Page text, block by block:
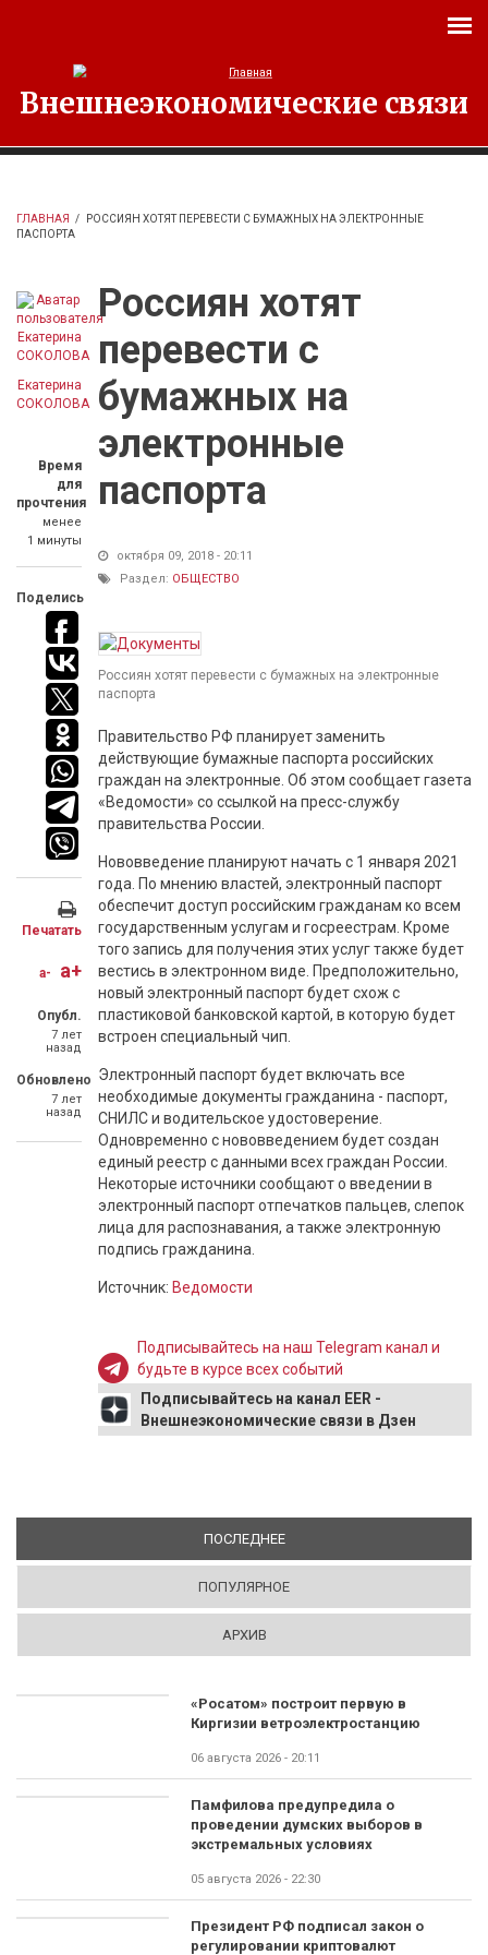
Внешнеэкономические связи
ГЛАВНАЯ /
РОССИЯН ХОТЯТ ПЕРЕВЕСТИ С БУМАЖНЫХ НА ЭЛЕКТРОННЫЕ
ПАСПОРТА
Екатерина
СОКОЛОВА
Время
для
прочтения
менее
1 минуты
Поделись
Печатать
a- a+
Опубл.
7 лет
назад
Обновлено
7 лет
назад
Россиян хотят
перевести с
бумажных на
электронные
паспорта
октября 09, 2018 - 20:11
Раздел: ОБЩЕСТВО
Россиян хотят перевести с бумажных на электронные
паспорта
Правительство РФ планирует заменить
действующие бумажные паспорта российских
граждан на электронные. Об этом сообщает газета
«Ведомости» со ссылкой на пресс-службу
правительства России.
Нововведение планируют начать с 1 января 2021
года. По мнению властей, электронный паспорт
обеспечит доступ российским гражданам ко всем
государственным услугам и госреестрам. Кроме
того запись для получения этих услуг также будет
вестись в электронном виде. Предположительно,
новый электронный паспорт будет схож с
пластиковой банковской картой, в которую будет
встроен специальный чип.
Электронный паспорт будет включать все
необходимые документы гражданина - паспорт,
СНИЛС и водительское удостоверение.
Одновременно с нововведением будет создан
единый реестр с данными всех граждан России.
Некоторые источники сообщают о введении в
электронный паспорт отпечатков пальцев, слепок
лица для распознавания, а также электронную
подпись гражданина.
Источник: Ведомости
Подписывайтесь на наш Telegram канал и
будьте в курсе всех событий
Подписывайтесь на канал EER -
Внешнеэкономические связи в Дзен
ПОСЛЕДНЕЕ(АКТИВНАЯ ВКЛАДКА)
ПОПУЛЯРНОЕ
АРХИВ
«Росатом» построит первую в
Киргизии ветроэлектростанцию
06 августа 2026 - 20:11
Памфилова предупредила о
проведении думских выборов в
экстремальных условиях
05 августа 2026 - 22:30
Президент РФ подписал закон о
регулировании криптовалют